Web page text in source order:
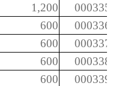
1,200
000335
600
000336
600
000337
600
000338
600
000339